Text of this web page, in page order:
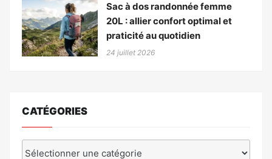
Sac à dos randonnée femme
20L : allier confort optimal et
praticité au quotidien
24 juillet 2026
CATÉGORIES